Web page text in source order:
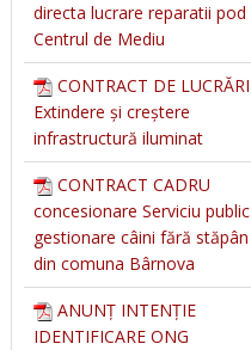
directa lucrare reparatii pod
Centrul de Mediu
CONTRACT DE LUCRĂRI
Extindere și creștere
infrastructură iluminat
CONTRACT CADRU
concesionare Serviciu public
gestionare câini fără stăpân
din comuna Bârnova
ANUNȚ INTENȚIE
IDENTIFICARE ONG